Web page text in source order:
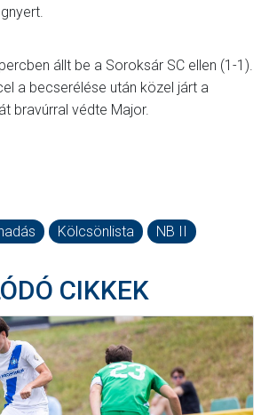
állt be a Soroksár SC ellen (1-1).
a becserélése után közel járt a
bravúrral védte Major.
Kölcsönlista NB II
CIKKEK